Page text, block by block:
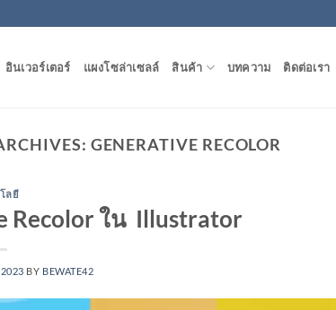
อินเวอร์เตอร์ แผงโซล่าเซลล์ สินค้า บทความ ติดต่อเรา
GENERATIVE RECOLOR
ลยี
Recolor ใน Illustrator
BY BEWATE42